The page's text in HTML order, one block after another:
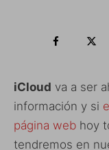
iCloud va a ser
información y si
página web hoy
tendremos en